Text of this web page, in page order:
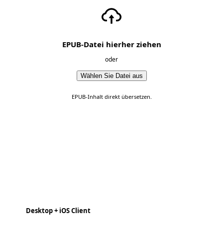
EPUB-Datei hierher ziehen
oder
Wählen Sie Datei aus
EPUB-Inhalt direkt übersetzen.
Desktop + iOS Client